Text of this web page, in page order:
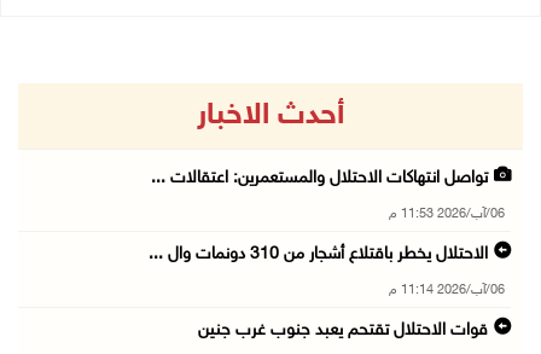
أحدث الاخبار
تواصل انتهاكات الاحتلال والمستعمرين: اعتقالات ...
06/آب/2026 11:53 م
الاحتلال يخطر باقتلاع أشجار من 310 دونمات وال ...
06/آب/2026 11:14 م
قوات الاحتلال تقتحم يعبد جنوب غرب جنين